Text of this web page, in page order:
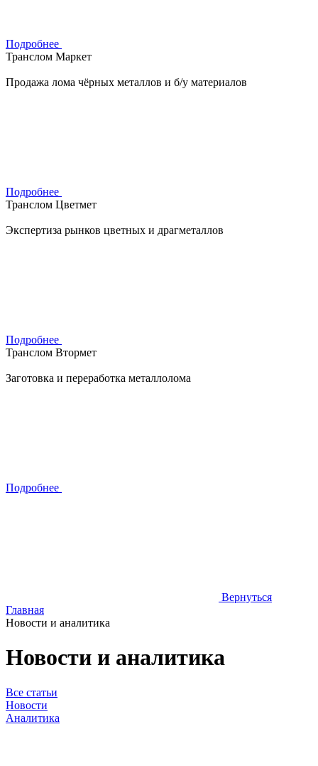
Подробнее
Транслом Маркет
Продажа лома чёрных металлов и б/у материалов
Подробнее
Транслом Цветмет
Экспертиза рынков цветных и драгметаллов
Подробнее
Транслом Втормет
Заготовка и переработка металлолома
Подробнее
Вернуться
Главная
Новости и аналитика
Новости и аналитика
Все статьи
Новости
Аналитика